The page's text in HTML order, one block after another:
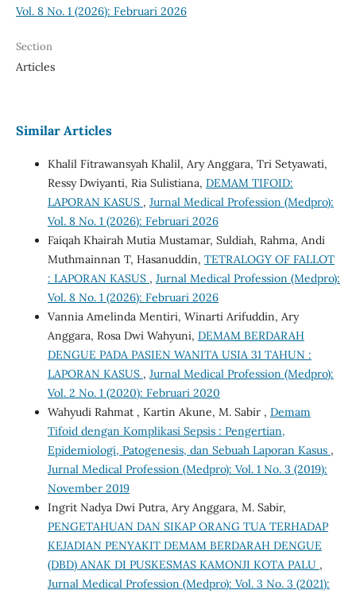
Vol. 8 No. 1 (2026): Februari 2026
Section
Articles
Similar Articles
Khalil Fitrawansyah Khalil, Ary Anggara, Tri Setyawati,
Ressy Dwiyanti, Ria Sulistiana, DEMAM TIFOID:
LAPORAN KASUS , Jurnal Medical Profession (Medpro):
Vol. 8 No. 1 (2026): Februari 2026
Faiqah Khairah Mutia Mustamar, Suldiah, Rahma, Andi
Muthmainnan T, Hasanuddin, TETRALOGY OF FALLOT
: LAPORAN KASUS , Jurnal Medical Profession (Medpro):
Vol. 8 No. 1 (2026): Februari 2026
Vannia Amelinda Mentiri, Winarti Arifuddin, Ary
Anggara, Rosa Dwi Wahyuni, DEMAM BERDARAH
DENGUE PADA PASIEN WANITA USIA 31 TAHUN :
LAPORAN KASUS , Jurnal Medical Profession (Medpro):
Vol. 2 No. 1 (2020): Februari 2020
Wahyudi Rahmat , Kartin Akune, M. Sabir , Demam
Tifoid dengan Komplikasi Sepsis : Pengertian,
Epidemiologi, Patogenesis, dan Sebuah Laporan Kasus ,
Jurnal Medical Profession (Medpro): Vol. 1 No. 3 (2019):
November 2019
Ingrit Nadya Dwi Putra, Ary Anggara, M. Sabir,
PENGETAHUAN DAN SIKAP ORANG TUA TERHADAP
KEJADIAN PENYAKIT DEMAM BERDARAH DENGUE
(DBD) ANAK DI PUSKESMAS KAMONJI KOTA PALU ,
Jurnal Medical Profession (Medpro): Vol. 3 No. 3 (2021):